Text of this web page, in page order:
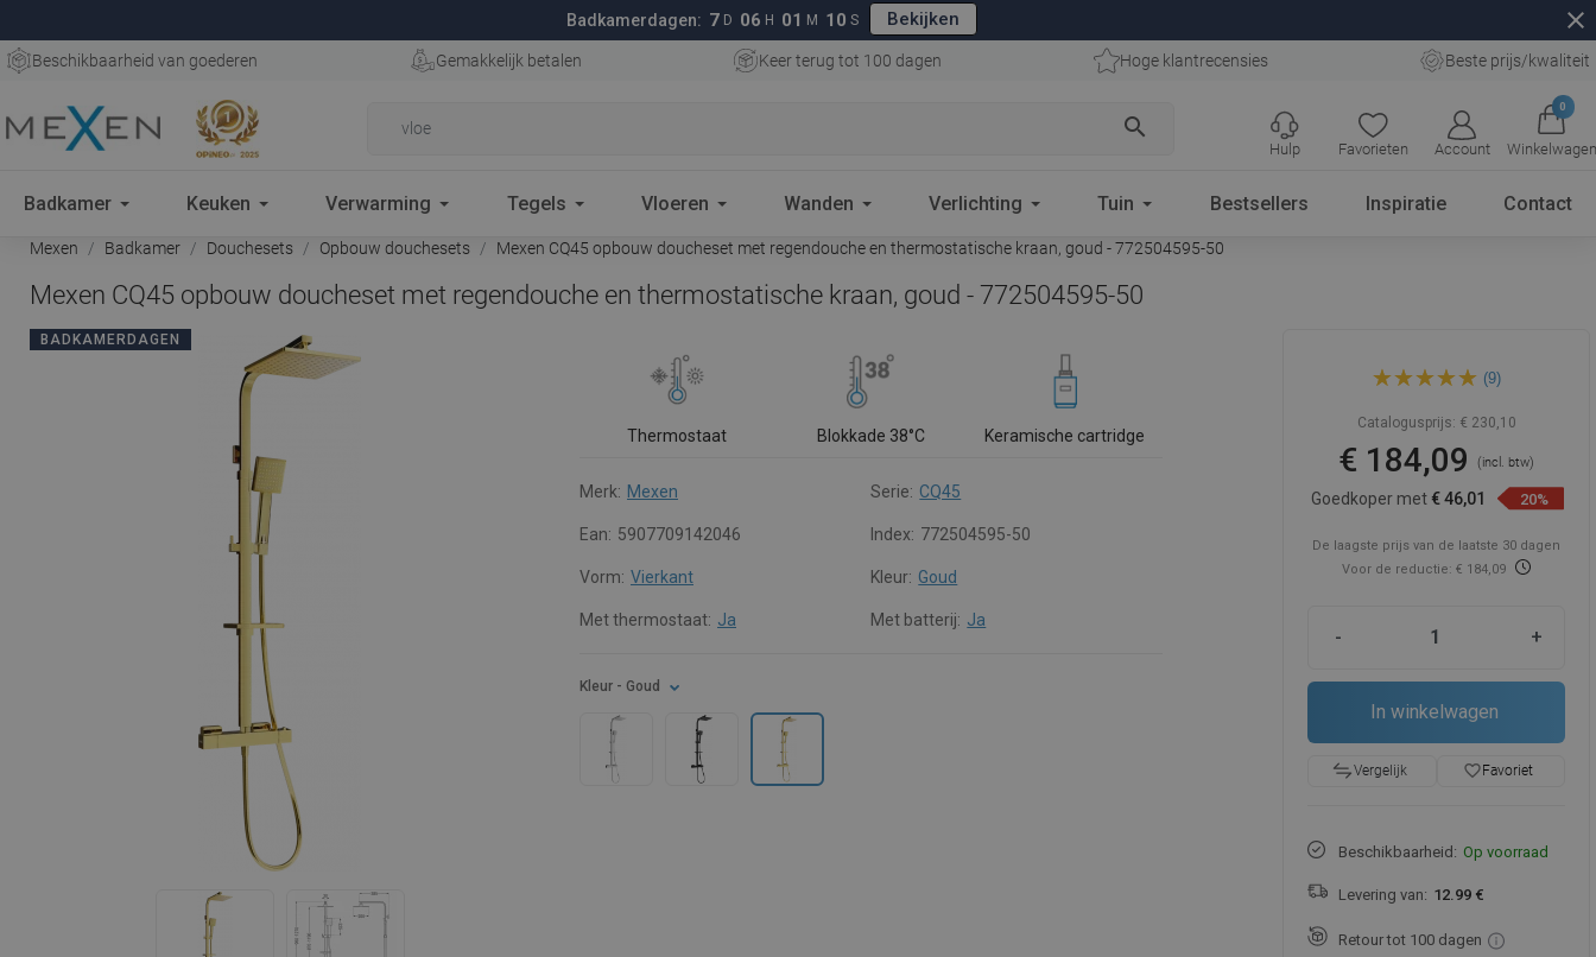
Badkamerdagen: 7 D 06 H 01 M 08 S Bekijken close
Beschikbaarheid van goederen Gemakkelijk betalen Keer terug tot 100 dagen Hoge klantrecensies Beste prijs/kwaliteit
search
Favorieten Account
0
Winkelwagen
Hulp
Badkamer Keuken Verwarming Tegels Vloeren Wanden Verlichting Tuin Bestsellers Inspiratie Contact
Mexen Badkamer Douchesets Opbouw douchesets Mexen CQ45 opbouw doucheset met regendouche en thermostatische kraan, goud - 772504595-50
Mexen CQ45 opbouw doucheset met regendouche en thermostatische kraan, goud - 772504595-50
BADKAMERDAGEN
Thermostaat Blokkade 38°C Keramische cartridge
Merk: Mexen Serie: CQ45
Ean: 5907709142046 Index: 772504595-50
Vorm: Vierkant Kleur: Goud
Met thermostaat: Ja Met batterij: Ja
Kleur - Goud
doucheset met regendouche
goud - 772504595-50
(9)
Catalogusprijs: € 230,10
€ 184,09(incl. btw)
Goedkoper met € 46,01 20%
De laagste prijs van de laatste 30 dagen
Voor de reductie: € 184,09
- +
In winkelwagen
Vergelijk favorite_borderFavoriet
Beschikbaarheid: Op voorraad
Levering van: 12.99 €
Retour tot 100 dagen